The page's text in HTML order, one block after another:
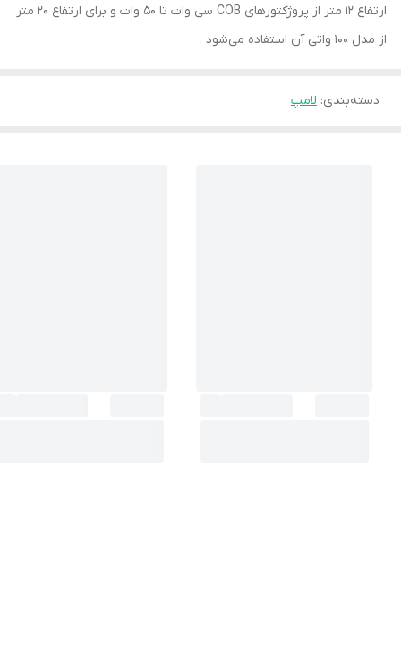
ارتفاع 12 متر از پروژکتورهای COB سی وات تا 50 وات و برای ارتفاع 20 متر
از مدل 100 واتی آن استفاده می‌شود .‌
دسته‌بندی: لامپ